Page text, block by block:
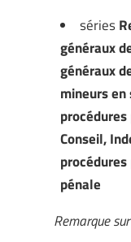
séries
généraux
généraux
mineurs
Conseil,
pénale
Remarque sur